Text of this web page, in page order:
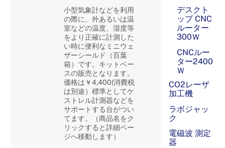
小型気象計などを利用
の際に、外あるいは温
室などの温度、湿度等
をより正確に計測した
い時に便利なミニウェ
ザーシールド（百葉
箱）です。キットベー
スの販売となります。
価格は￥4,400(消費税
は別途）標準としてケ
ストレル計測器などを
サポートする台がつい
てます。（商品名をク
リックすると詳細ペー
ジへ移動します）
デスクト
ップ CNC
ルーター
300Ｗ
CNCルー
ター2400
Ｗ
CO2レーザ
加工機
ラボジャッ
ク
電磁波 測定
器